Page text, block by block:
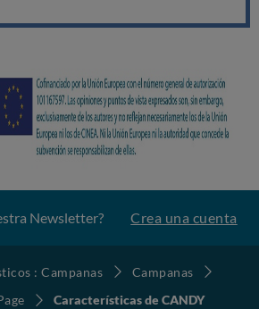
Newsletter? Crea una cuenta
: Campanas
Campanas
Características de CANDY